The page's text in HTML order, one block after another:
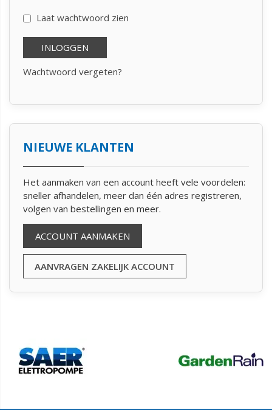
Laat wachtwoord zien
INLOGGEN
Wachtwoord vergeten?
NIEUWE KLANTEN
Het aanmaken van een account heeft vele voordelen:
sneller afhandelen, meer dan één adres registreren,
volgen van bestellingen en meer.
ACCOUNT AANMAKEN
AANVRAGEN ZAKELIJK ACCOUNT